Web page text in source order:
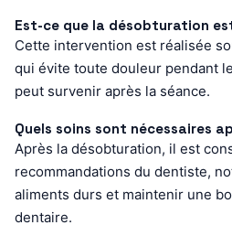
Est-ce que la désobturation
Cette intervention est réalisée
qui évite toute douleur pendant
peut survenir après la séance.
Quels soins sont nécessaires
Après la désobturation, il est
recommandations du dentiste,
aliments durs et maintenir une
dentaire.